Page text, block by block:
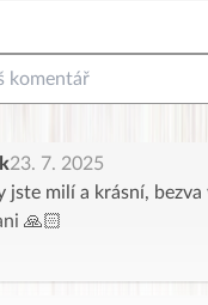
23. 7. 2025
jste milí a krásní,
🙏🏻